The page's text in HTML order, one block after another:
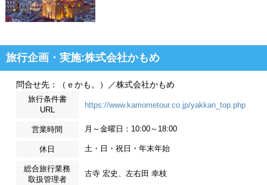
旅行企画・実施:株式会社かもめ
問合せ先：（ｅかも。）／株式会社かもめ
旅行条件書
URL
https://www.kamometour.co.jp/yakkan_top.php
営業時間 月～金曜日：10:00～18:00
休日 土・日・祝日・年末年始
総合旅行業務
取扱管理者
古寺 宏史、左右田 幸枝